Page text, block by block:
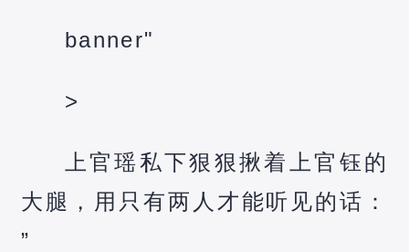
banner"
>
上官瑶私下狠狠揪着上官钰的
大腿，用只有两人才能听见的话：
”